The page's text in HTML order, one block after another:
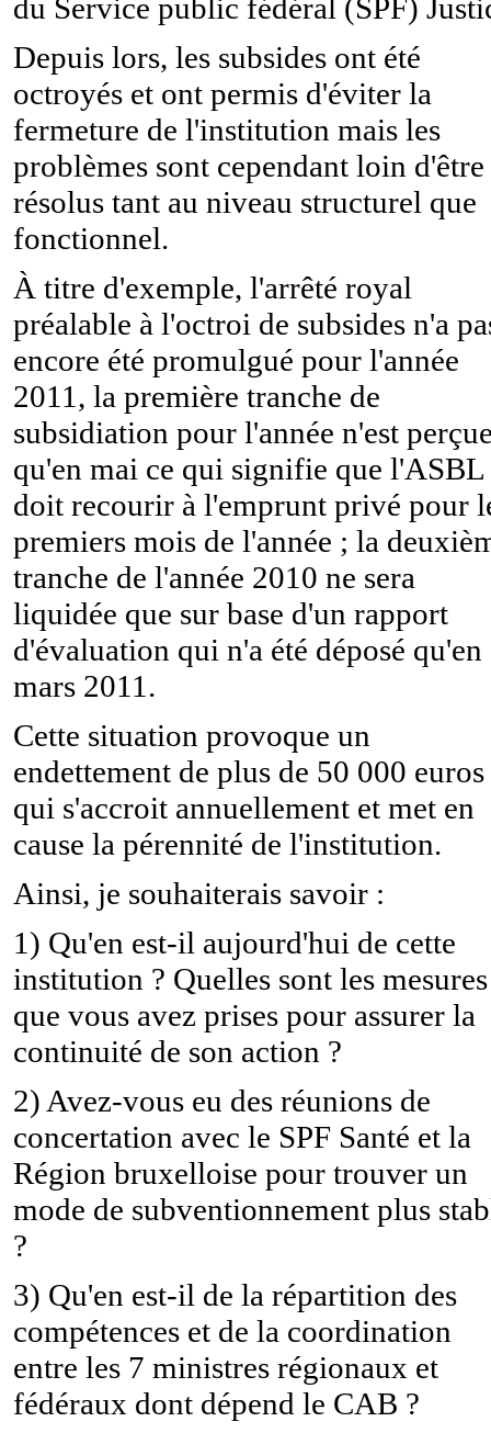
du Service public fédéral (SPF)
Depuis lors, les subsides ont été
octroyés et ont permis d'éviter la
fermeture de l'institution mais les
problèmes sont cependant loin d'être
résolus tant au niveau structurel que
fonctionnel.
À titre d'exemple, l'arrêté royal
préalable à l'octroi de subsides n'a
encore été promulgué pour l'année
2011, la première tranche de
subsidiation pour l'année n'est
qu'en mai ce qui signifie que l'ASBL
doit recourir à l'emprunt privé pour
premiers mois de l'année ; la
tranche de l'année 2010 ne sera
liquidée que sur base d'un rapport
d'évaluation qui n'a été déposé qu'en
mars 2011.
Cette situation provoque un
endettement de plus de 50 000 euros
qui s'accroit annuellement et met en
cause la pérennité de l'institution.
Ainsi, je souhaiterais savoir :
1) Qu'en est-il aujourd'hui de cette
institution ? Quelles sont les mesures
que vous avez prises pour assurer la
continuité de son action ?
2) Avez-vous eu des réunions de
concertation avec le SPF Santé et la
Région bruxelloise pour trouver un
mode de subventionnement plus
?
3) Qu'en est-il de la répartition des
compétences et de la coordination
entre les 7 ministres régionaux et
fédéraux dont dépend le CAB ?